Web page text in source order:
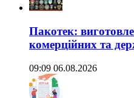
Пакотек:
комерційних та
09:09 06.08.2026